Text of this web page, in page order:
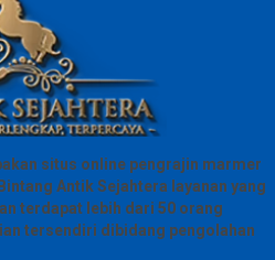
situs online pengrajin marmer
Antik Sejahtera layanan yang
terdapat lebih dari 50 orang
tersendiri dibidang pengolahan